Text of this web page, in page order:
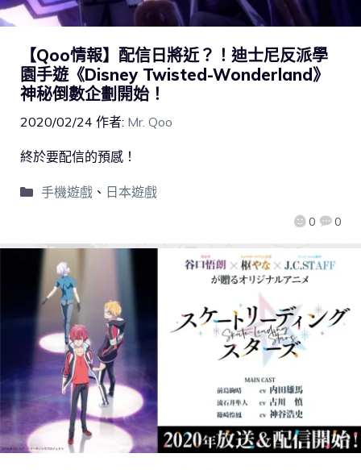
【Qoo情報】配信日將近？！迪士尼反派學
園手遊《Disney Twisted-Wonderland》
神秘倒數企劃開始！
2020/02/24 作者: Mr. Qoo
0 0
終於要配信的預感！
手機遊戲、 日本遊戲